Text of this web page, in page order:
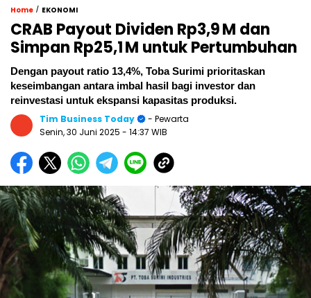
Home / EKONOMI
CRAB Payout Dividen Rp3,9 M dan
Simpan Rp25,1 M untuk Pertumbuhan
Dengan payout ratio 13,4%, Toba Surimi prioritaskan
keseimbangan antara imbal hasil bagi investor dan
reinvestasi untuk ekspansi kapasitas produksi.
Tim Business Today
- Pewarta
Senin, 30 Juni 2025 - 14:37 WIB